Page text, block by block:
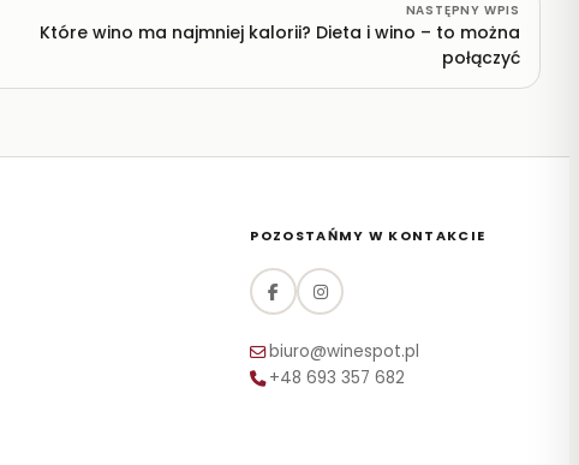
NASTĘPNY WPIS
Które wino ma najmniej kalorii? Dieta i wino – to można
połączyć
POZOSTAŃMY W KONTAKCIE
biuro@winespot.pl
+48 693 357 682